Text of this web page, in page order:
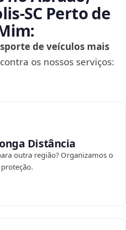
Perto de
de veículos mais
os nossos serviços:
Distância
outra região? Organizamos o